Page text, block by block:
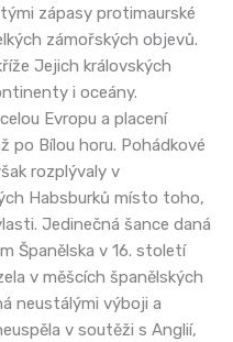
zápasy protimaurské
zámořských objevů.
Jejich královských
i oceány.
Evropu a placení
po Bílou horu. Pohádkové
rozplývaly v
Habsburků místo toho,
Jedinečná šance daná
Španělska v 16. století
v měšcích španělských
neustálými výboji a
v soutěži s Anglií,